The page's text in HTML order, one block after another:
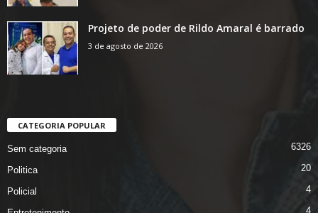
Projeto de poder de Rildo Amaral é barrado
3 de agosto de 2026
CATEGORIA POPULAR
Sem categoria 6326
Politica 20
Policial 4
4